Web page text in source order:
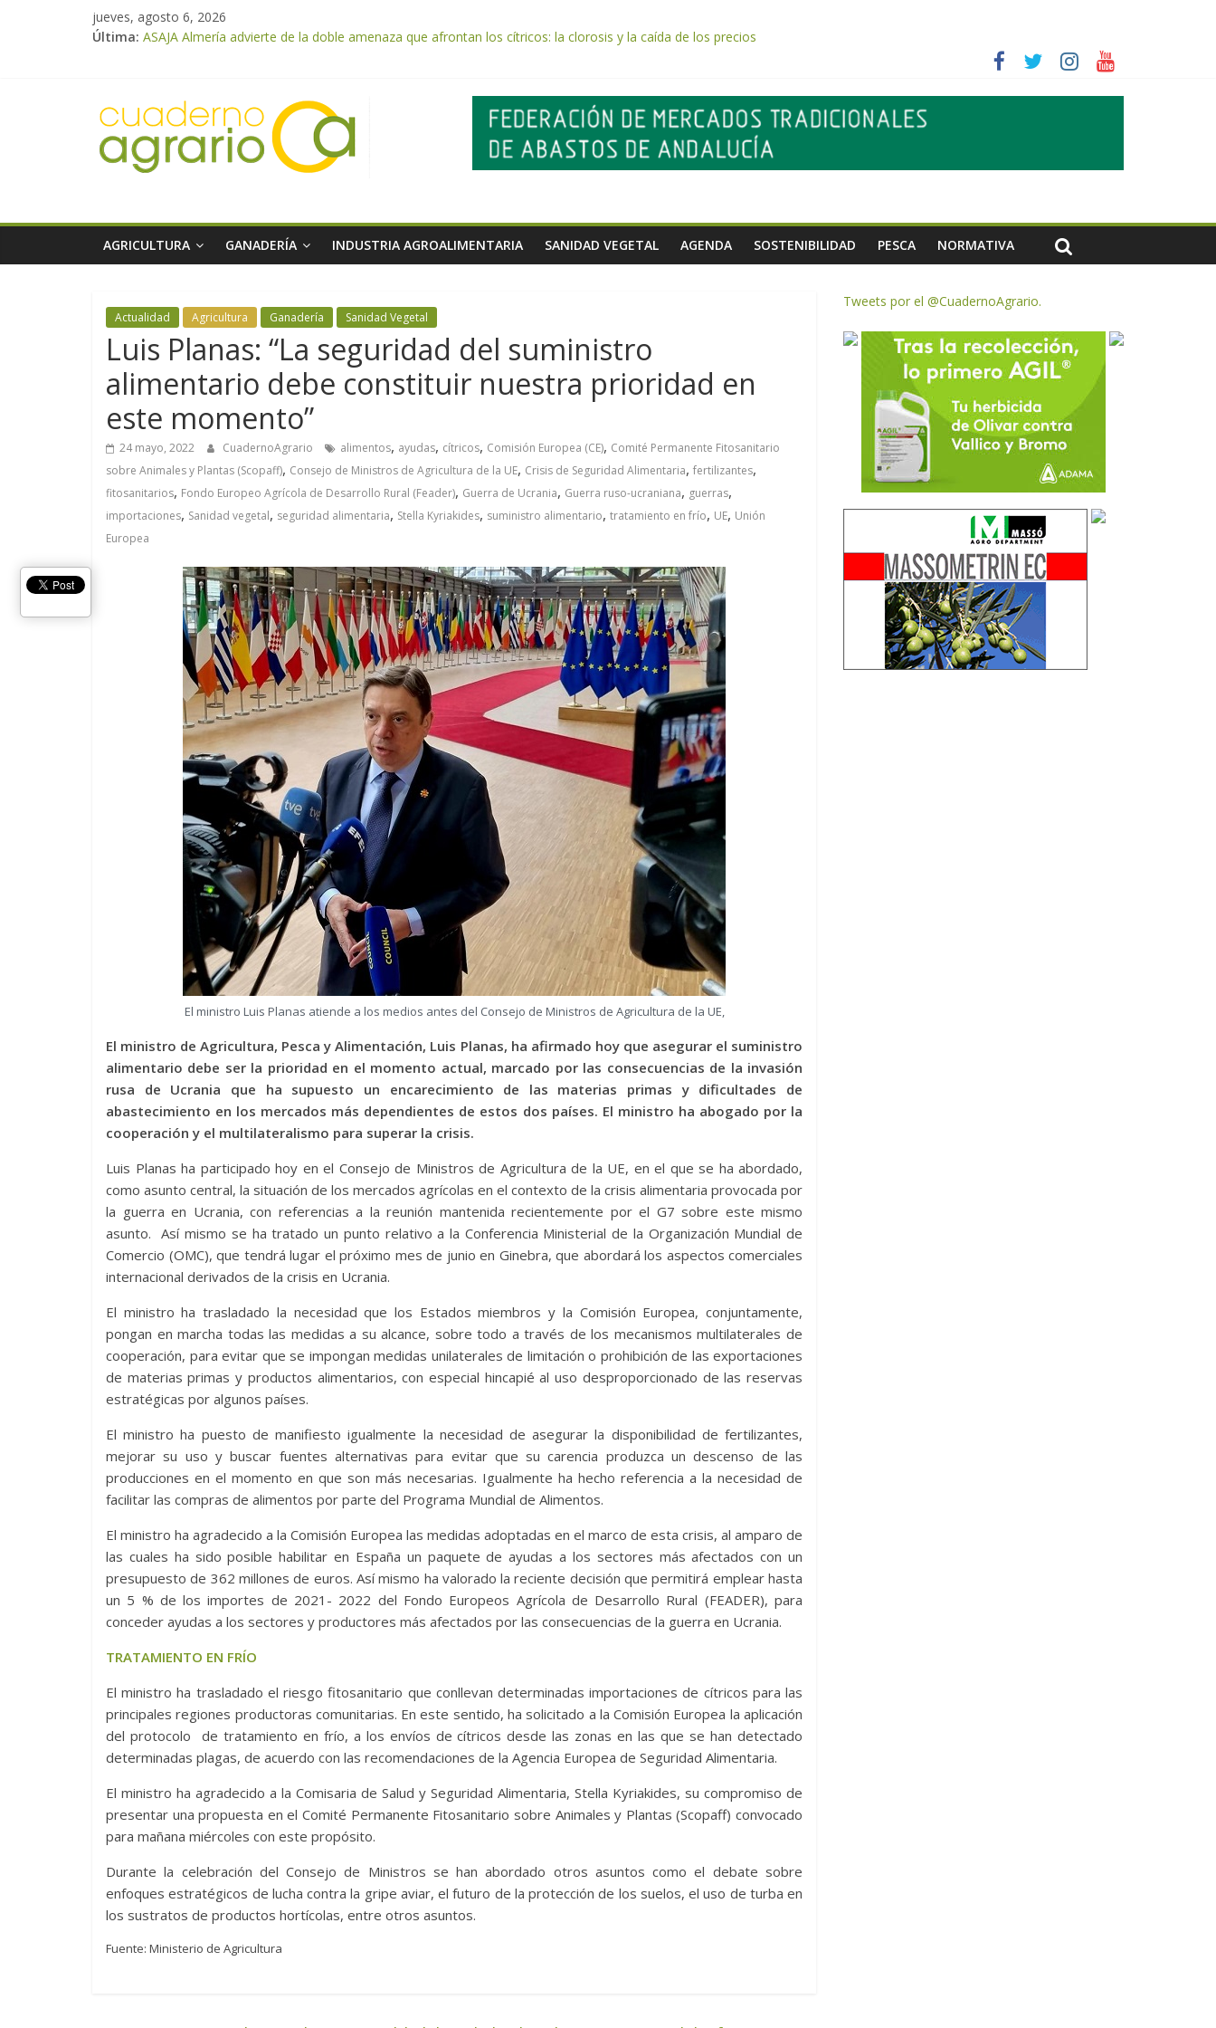
jueves, agosto 6, 2026
Última: ASAJA Almería advierte de la doble amenaza que afrontan los cítricos: la clorosis y la caída de los precios
ASAJA Almería: las primeras recolecciones de almendra confirman una cosecha desigual marcada por las inclemencias meteorológicas y la incertidumbre en los precios
VÍDEO: Promoción y difusión de los valores de los alimentos de origen cooperativo en escuelas de hostelería
Cooperativas Agro-alimentarias de Andalucía celebra la activación del mecanismo de regulación de oferta de aceite de oliva para la próxima campaña
AGRICULTURA GANADERÍA INDUSTRIA AGROALIMENTARIA SANIDAD VEGETAL AGENDA SOSTENIBILIDAD PESCA NORMATIVA
Actualidad Agricultura Ganadería Sanidad Vegetal
Luis Planas: “La seguridad del suministro
alimentario debe constituir nuestra prioridad en
este momento”
24 mayo, 2022 CuadernoAgrario alimentos, ayudas, cítricos, Comisión Europea (CE), Comité Permanente Fitosanitario
sobre Animales y Plantas (Scopaff), Consejo de Ministros de Agricultura de la UE, Crisis de Seguridad Alimentaria, fertilizantes,
fitosanitarios, Fondo Europeo Agrícola de Desarrollo Rural (Feader), Guerra de Ucrania, Guerra ruso-ucraniana, guerras,
importaciones, Sanidad vegetal, seguridad alimentaria, Stella Kyriakides, suministro alimentario, tratamiento en frío, UE, Unión
Europea
El ministro Luis Planas atiende a los medios antes del Consejo de Ministros de Agricultura de la UE,
El ministro de Agricultura, Pesca y Alimentación, Luis Planas, ha afirmado hoy que asegurar el suministro
alimentario debe ser la prioridad en el momento actual, marcado por las consecuencias de la invasión
rusa de Ucrania que ha supuesto un encarecimiento de las materias primas y dificultades de
abastecimiento en los mercados más dependientes de estos dos países. El ministro ha abogado por la
cooperación y el multilateralismo para superar la crisis.
Luis Planas ha participado hoy en el Consejo de Ministros de Agricultura de la UE, en el que se ha abordado,
como asunto central, la situación de los mercados agrícolas en el contexto de la crisis alimentaria provocada por
la guerra en Ucrania, con referencias a la reunión mantenida recientemente por el G7 sobre este mismo
asunto. Así mismo se ha tratado un punto relativo a la Conferencia Ministerial de la Organización Mundial de
Comercio (OMC), que tendrá lugar el próximo mes de junio en Ginebra, que abordará los aspectos comerciales
internacional derivados de la crisis en Ucrania.
El ministro ha trasladado la necesidad que los Estados miembros y la Comisión Europea, conjuntamente,
pongan en marcha todas las medidas a su alcance, sobre todo a través de los mecanismos multilaterales de
cooperación, para evitar que se impongan medidas unilaterales de limitación o prohibición de las exportaciones
de materias primas y productos alimentarios, con especial hincapié al uso desproporcionado de las reservas
estratégicas por algunos países.
El ministro ha puesto de manifiesto igualmente la necesidad de asegurar la disponibilidad de fertilizantes,
mejorar su uso y buscar fuentes alternativas para evitar que su carencia produzca un descenso de las
producciones en el momento en que son más necesarias. Igualmente ha hecho referencia a la necesidad de
facilitar las compras de alimentos por parte del Programa Mundial de Alimentos.
El ministro ha agradecido a la Comisión Europea las medidas adoptadas en el marco de esta crisis, al amparo de
las cuales ha sido posible habilitar en España un paquete de ayudas a los sectores más afectados con un
presupuesto de 362 millones de euros. Así mismo ha valorado la reciente decisión que permitirá emplear hasta
un 5 % de los importes de 2021- 2022 del Fondo Europeos Agrícola de Desarrollo Rural (FEADER), para
conceder ayudas a los sectores y productores más afectados por las consecuencias de la guerra en Ucrania.
TRATAMIENTO EN FRÍO
El ministro ha trasladado el riesgo fitosanitario que conllevan determinadas importaciones de cítricos para las
principales regiones productoras comunitarias. En este sentido, ha solicitado a la Comisión Europea la aplicación
del protocolo de tratamiento en frío, a los envíos de cítricos desde las zonas en las que se han detectado
determinadas plagas, de acuerdo con las recomendaciones de la Agencia Europea de Seguridad Alimentaria.
El ministro ha agradecido a la Comisaria de Salud y Seguridad Alimentaria, Stella Kyriakides, su compromiso de
presentar una propuesta en el Comité Permanente Fitosanitario sobre Animales y Plantas (Scopaff) convocado
para mañana miércoles con este propósito.
Durante la celebración del Consejo de Ministros se han abordado otros asuntos como el debate sobre
enfoques estratégicos de lucha contra la gripe aviar, el futuro de la protección de los suelos, el uso de turba en
los sustratos de productos hortícolas, entre otros asuntos.
Fuente: Ministerio de Agricultura
Tweets por el @CuadernoAgrario.